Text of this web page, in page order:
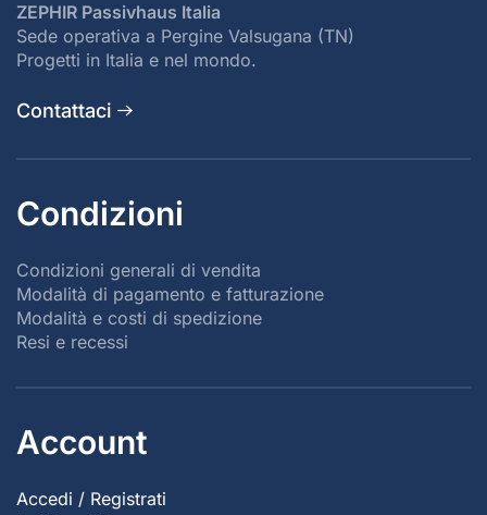
ZEPHIR Passivhaus Italia
Sede operativa a Pergine Valsugana (TN)
Progetti in Italia e nel mondo.
Contattaci
Condizioni
Condizioni generali di vendita
Modalità di pagamento e fatturazione
Modalità e costi di spedizione
Resi e recessi
Account
Accedi / Registrati